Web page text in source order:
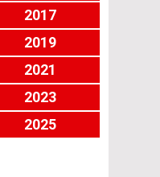
2017
2019
2021
2023
2025